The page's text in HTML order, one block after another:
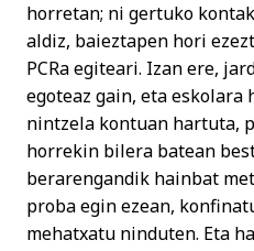
horretan; ni gertuko
aldiz, baieztapen hori
PCRa egiteari. Izan ere,
egoteaz gain, eta
nintzela kontuan hartuta,
horrekin bilera batean
berarengandik hainbat
proba egin ezean,
mehatxatu ninduten. Eta